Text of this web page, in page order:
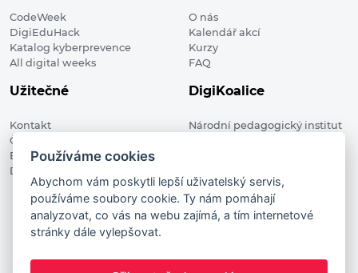
CodeWeek
DigiEduHack
Katalog kyberprevence
All digital weeks
O nás
Kalendář akcí
Kurzy
FAQ
Užitečné
Kontakt
Členské organizace
Blog
Digitalizace ve vzdělávání
DigiKoalice
Národní pedagogický institut
DigiKoalice 2021. All rights reserved
Vstup do administrace
This project has received funding from the European
Používáme cookies
Abychom vám poskytli lepší uživatelský servis,
používáme soubory cookie. Ty nám pomáhají
analyzovat, co vás na webu zajímá, a tím internetové
stránky dále vylepšovat.